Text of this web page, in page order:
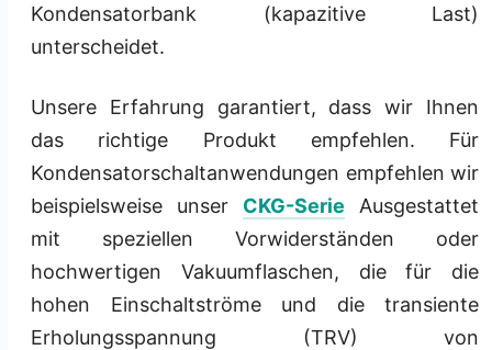
Kondensatorbank (kapazitive Last)
unterscheidet.
Unsere Erfahrung garantiert, dass wir Ihnen
das richtige Produkt empfehlen. Für
Kondensatorschaltanwendungen empfehlen wir
beispielsweise unser CKG-Serie Ausgestattet
mit speziellen Vorwiderständen oder
hochwertigen Vakuumflaschen, die für die
hohen Einschaltströme und die transiente
Erholungsspannung (TRV) von